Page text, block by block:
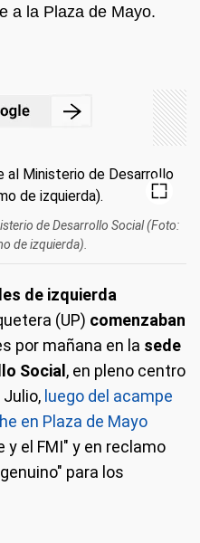
a la Plaza de Mayo.
de Desarrollo Social (Foto:
de izquierda).
de izquierda
(UP) comenzaban
por mañana en la sede
Social , en pleno centro
luego del acampe
en Plaza de Mayo
y el FMI" y en reclamo
para los